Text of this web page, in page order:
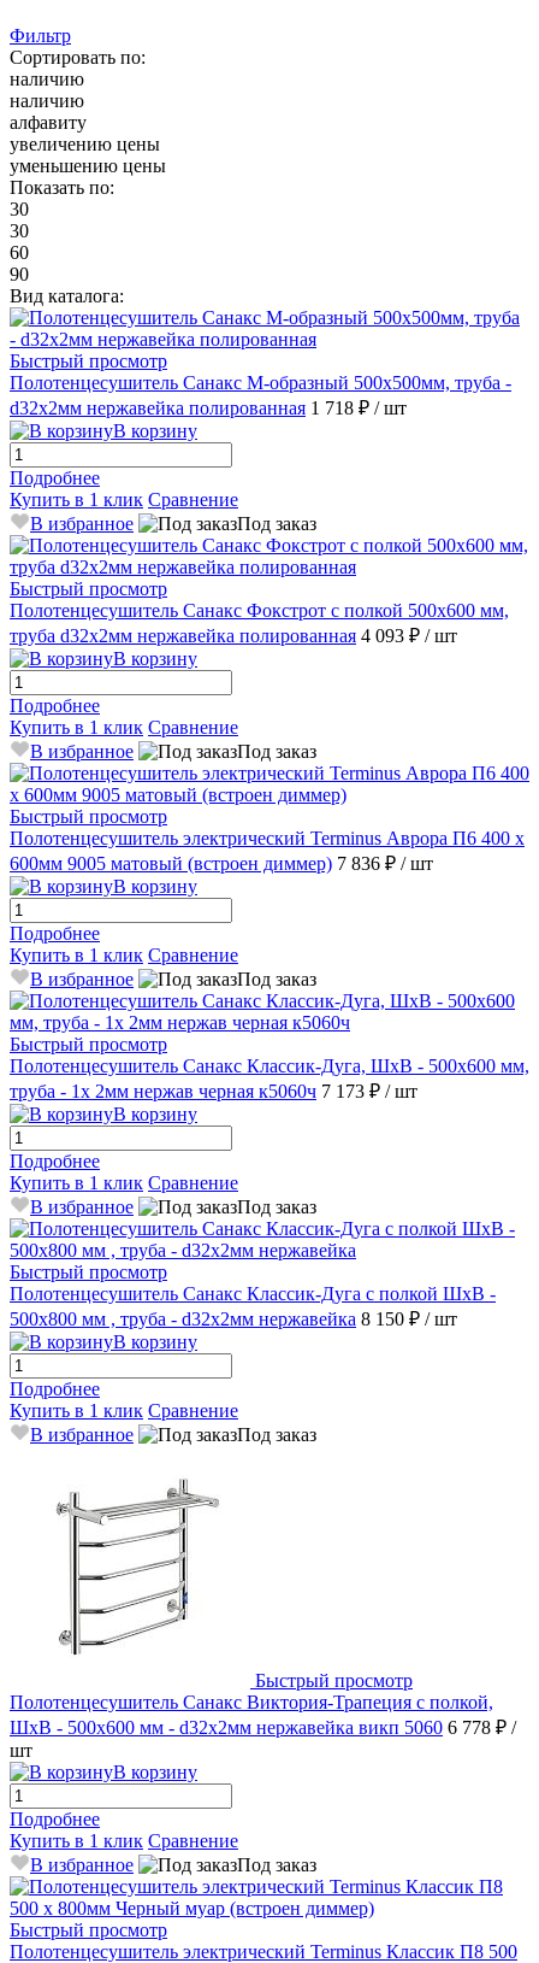
Фильтр
Сортировать по:
наличию
наличию
алфавиту
увеличению цены
уменьшению цены
Показать по:
30
30
60
90
Вид каталога:
Быстрый просмотр
Полотенцесушитель Санакс М-образный 500х500мм, труба -
d32x2мм нержавейка полированная 1 718 ₽ / шт
В корзину
Подробнее
Купить в 1 клик Сравнение
В избранное
Под заказ
Быстрый просмотр
Полотенцесушитель Санакс Фокстрот с полкой 500х600 мм,
труба d32x2мм нержавейка полированная 4 093 ₽ / шт
В корзину
Подробнее
Купить в 1 клик Сравнение
В избранное
Под заказ
Быстрый просмотр
Полотенцесушитель электрический Terminus Аврора П6 400 х
600мм 9005 матовый (встроен диммер) 7 836 ₽ / шт
В корзину
Подробнее
Купить в 1 клик Сравнение
В избранное
Под заказ
Быстрый просмотр
Полотенцесушитель Санакс Классик-Дуга, ШхВ - 500х600 мм,
труба - 1x 2мм нержав черная к5060ч 7 173 ₽ / шт
В корзину
Подробнее
Купить в 1 клик Сравнение
В избранное
Под заказ
Быстрый просмотр
Полотенцесушитель Санакс Классик-Дуга с полкой ШхВ -
500х800 мм , труба - d32x2мм нержавейка 8 150 ₽ / шт
В корзину
Подробнее
Купить в 1 клик Сравнение
В избранное
Под заказ
Быстрый просмотр
Полотенцесушитель Санакс Виктория-Трапеция с полкой,
ШхВ - 500х600 мм - d32x2мм нержавейка викп 5060 6 778 ₽ /
шт
В корзину
Подробнее
Купить в 1 клик Сравнение
В избранное
Под заказ
Быстрый просмотр
Полотенцесушитель электрический Terminus Классик П8 500